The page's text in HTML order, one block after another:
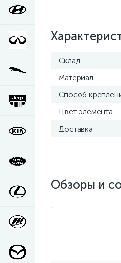
Склад
Материал
Способ
Цвет элемента
Доставка
Обзоры и